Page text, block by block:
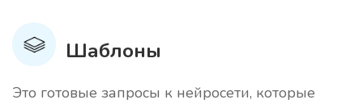
Шаблоны
Это готовые запросы к нейросети, которые